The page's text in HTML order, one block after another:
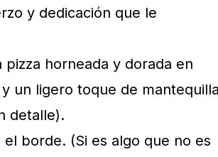
y dedicación que le
horneada y dorada en
un ligero toque de
detalle).
borde. (Si es algo que no es